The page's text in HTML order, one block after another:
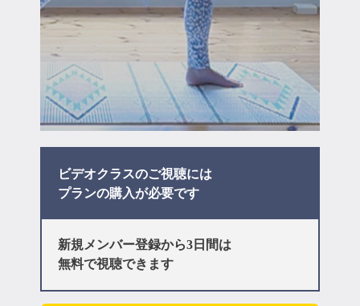
クラス参加にあたっての同意書
特定商取引にかかわる表示
プライバシーポリシー
ビデオクラスのご視聴には
プランの購入が必要です
新規メンバー登録から3日間は
無料で視聴できます